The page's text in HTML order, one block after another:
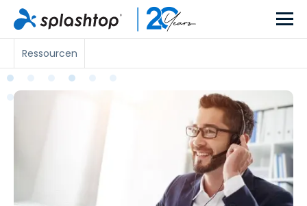
Ressourcen